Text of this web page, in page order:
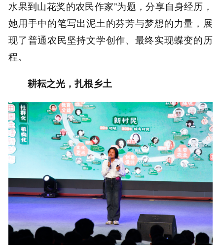
水果到山花奖的农民作家”为题，分享自身经历，
她用手中的笔写出泥土的芬芳与梦想的力量，展
现了普通农民坚持文学创作、最终实现蝶变的历
程。
耕耘之光，扎根乡土